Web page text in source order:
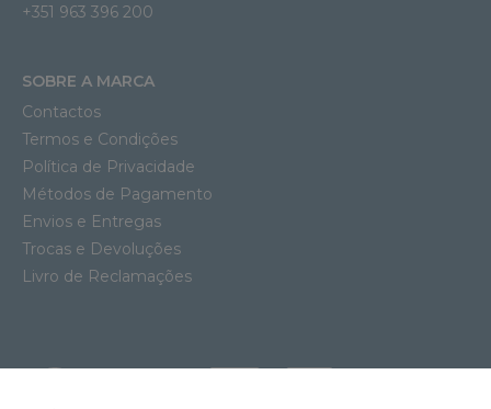
+351 963 396 200
SOBRE A MARCA
Contactos
Termos e Condições
Política de Privacidade
Métodos de Pagamento
Envios e Entregas
Trocas e Devoluções
Livro de Reclamações